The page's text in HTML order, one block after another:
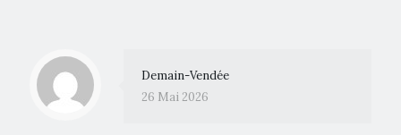
Demain-Vendée
26 Mai 2026